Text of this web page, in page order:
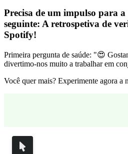
Precisa de um impulso para
seguinte: A retrospetiva de
Spotify!
Primeira pergunta de saúde: "😍
divertimo-nos muito a trabalhar em
Você quer mais? Experimente agora a